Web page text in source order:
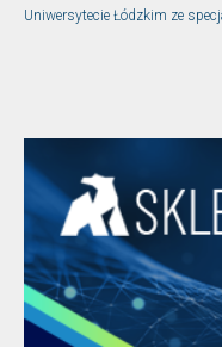
Uniwersytecie Łódzkim ze